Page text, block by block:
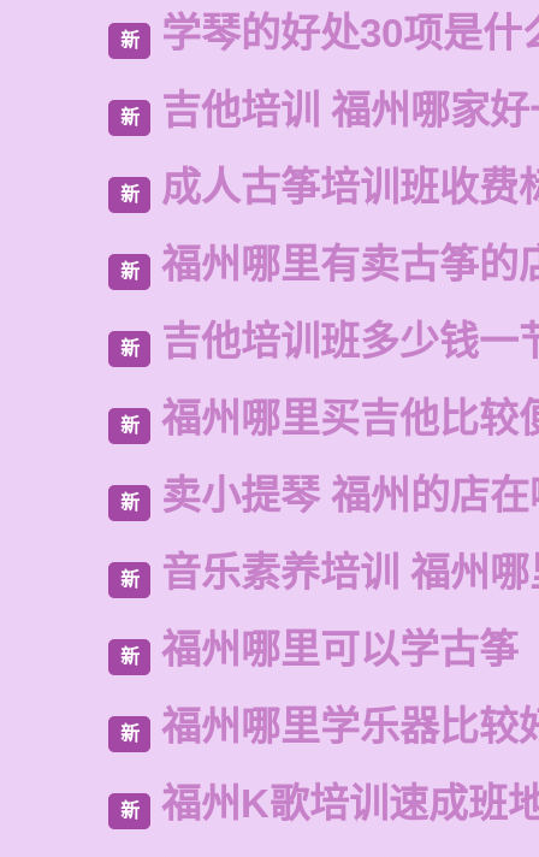
新 学琴的好处30项是什
新 吉他培训 福州哪家
新 成人古筝培训班收费
新 福州哪里有卖古筝的
新 吉他培训班多少钱一
新 福州哪里买吉他比较
新 卖小提琴 福州的店
新 音乐素养培训 福州
新 福州哪里可以学古筝
新 福州哪里学乐器比较
新 福州K歌培训速成班